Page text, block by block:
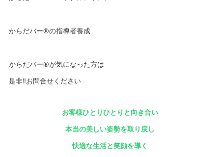
からだバー®️の指導者養成
からだバー®️が気になった方は
是非‼️お問合せください
お客様ひとりひとりと向き合い
本当の美しい姿勢を取り戻し
快適な生活と笑顔を導く